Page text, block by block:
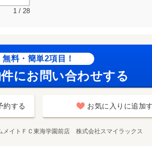
1 / 28
無料・簡単2項目！
にお問い合わせする
約する お気に入りに追加
メイトＦＣ東海学園前店 株式会社スマイラックス